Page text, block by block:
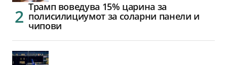
Трамп воведува 15% царина за
полисилициумот за соларни панели и
чипови